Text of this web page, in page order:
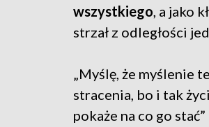
wszystkiego, a jako
strzał z odległości
„Myślę, że myślenie
stracenia, bo i tak
pokaże na co go